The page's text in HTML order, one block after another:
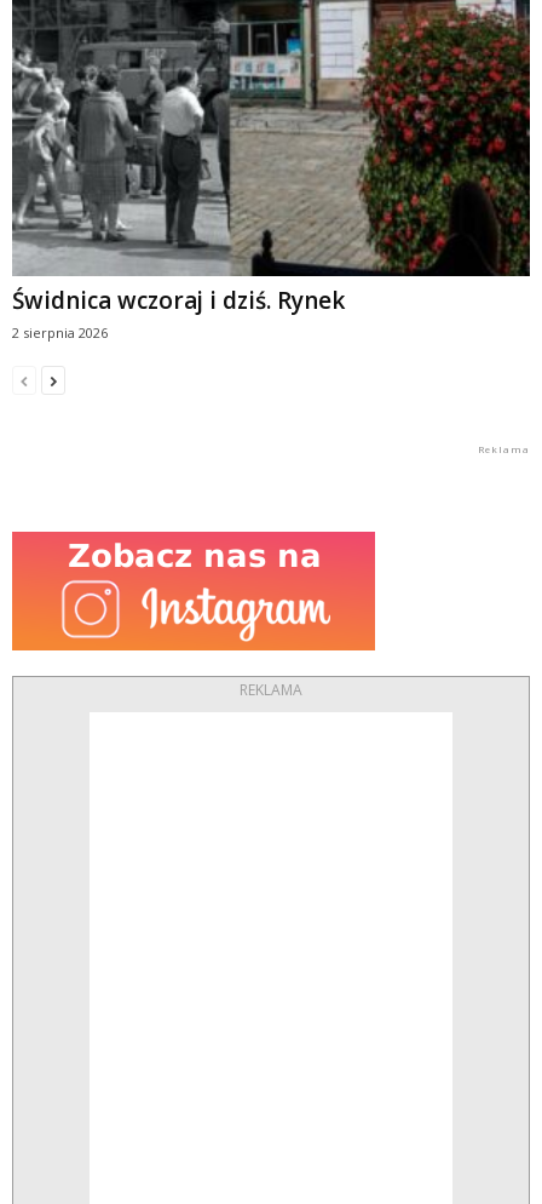
Świdnica wczoraj i dziś. Rynek
2 sierpnia 2026
REKLAMA